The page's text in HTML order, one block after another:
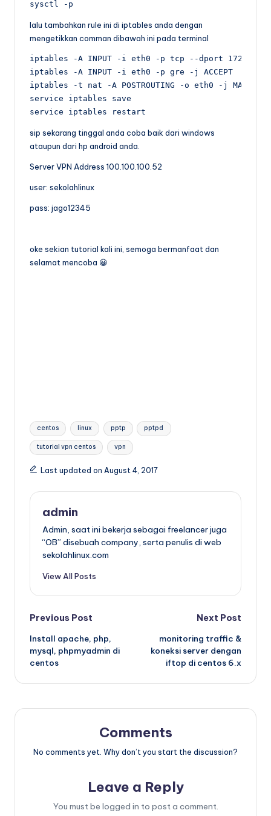
sysctl -p
lalu tambahkan rule ini di iptables anda dengan
mengetikkan comman dibawah ini pada terminal
iptables -A INPUT -i eth0 -p tcp --dport 1723 -j
iptables -A INPUT -i eth0 -p gre -j ACCEPT
iptables -t nat -A POSTROUTING -o eth0 -j
service iptables save
service iptables restart
sip sekarang tinggal anda coba baik dari windows
ataupun dari hp android anda.
Server VPN Address 100.100.100.52
user: sekolahlinux
pass: jago12345
oke sekian tutorial kali ini, semoga bermanfaat dan
selamat mencoba 😀
Tags:
centos linux pptp pptpd
tutorial vpn centos vpn
Last updated on August 4, 2017
admin
Admin, saat ini bekerja sebagai freelancer juga
“OB” disebuah company, serta penulis di web
sekolahlinux.com
View All Posts
Post
navigation
Previous Post
Install apache, php,
mysql, phpmyadmin di
centos
Next Post
monitoring traffic &
koneksi server dengan
iftop di centos 6.x
Comments
No comments yet. Why don’t you start the discussion?
Leave a Reply
You must be logged in to post a comment.